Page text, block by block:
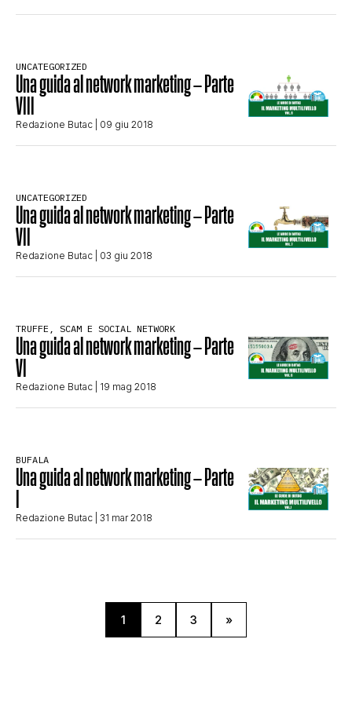
CONTATTI
UNCATEGORIZED
Una guida al network marketing – Parte
VIII
Redazione Butac | 09 giu 2018
UNCATEGORIZED
Una guida al network marketing – Parte
VII
Redazione Butac | 03 giu 2018
TRUFFE, SCAM E SOCIAL NETWORK
Una guida al network marketing – Parte
VI
Redazione Butac | 19 mag 2018
BUFALA
Una guida al network marketing – Parte
I
Redazione Butac | 31 mar 2018
1 2 3 »